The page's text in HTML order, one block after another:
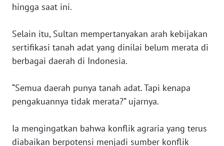
hingga saat ini.
Selain itu, Sultan mempertanyakan arah kebijakan
sertifikasi tanah adat yang dinilai belum merata di
berbagai daerah di Indonesia.
“Semua daerah punya tanah adat. Tapi kenapa
pengakuannya tidak merata?” ujarnya.
Ia mengingatkan bahwa konflik agraria yang terus
diabaikan berpotensi menjadi sumber konflik
WN
JOGJA
WN
JATIM
WN
BALI